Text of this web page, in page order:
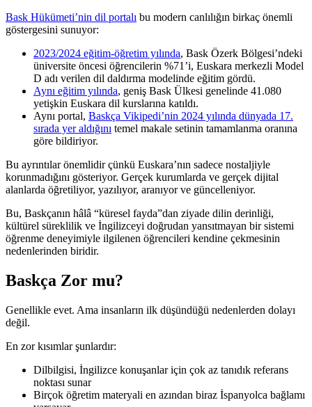
Bask Hükümeti’nin dil portalı bu modern canlılığın birkaç önemli
göstergesini sunuyor:
2023/2024 eğitim-öğretim yılında, Bask Özerk Bölgesi’ndeki
üniversite öncesi öğrencilerin %71’i, Euskara merkezli Model
D adı verilen dil daldırma modelinde eğitim gördü.
Aynı eğitim yılında, geniş Bask Ülkesi genelinde 41.080
yetişkin Euskara dil kurslarına katıldı.
Aynı portal, Baskça Vikipedi’nin 2024 yılında dünyada 17.
sırada yer aldığını temel makale setinin tamamlanma oranına
göre bildiriyor.
Bu ayrıntılar önemlidir çünkü Euskara’nın sadece nostaljiyle
korunmadığını gösteriyor. Gerçek kurumlarda ve gerçek dijital
alanlarda öğretiliyor, yazılıyor, aranıyor ve güncelleniyor.
Bu, Baskçanın hâlâ “küresel fayda”dan ziyade dilin derinliği,
kültürel süreklilik ve İngilizceyi doğrudan yansıtmayan bir sistemi
öğrenme deneyimiyle ilgilenen öğrencileri kendine çekmesinin
nedenlerinden biridir.
Baskça Zor mu?
Genellikle evet. Ama insanların ilk düşündüğü nedenlerden dolayı
değil.
En zor kısımlar şunlardır:
Dilbilgisi, İngilizce konuşanlar için çok az tanıdık referans
noktası sunar
Birçok öğretim materyali en azından biraz İspanyolca bağlamı